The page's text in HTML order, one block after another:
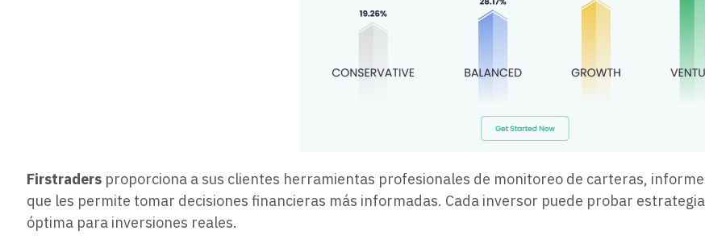
Firstraders proporciona a sus clientes herramientas profesionales de monitoreo de carteras,
que les permite tomar decisiones financieras más informadas. Cada inversor puede probar
óptima para inversiones reales.